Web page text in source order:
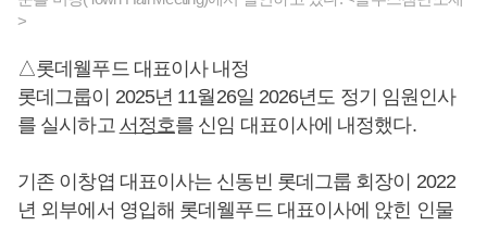
>
△롯데웰푸드 대표이사 내정
롯데그룹이 2025년 11월26일 2026년도 정기 임원인사
를 실시하고 서정호를 신임 대표이사에 내정했다.
기존 이창엽 대표이사는 신동빈 롯데그룹 회장이 2022
년 외부에서 영입해 롯데웰푸드 대표이사에 앉힌 인물